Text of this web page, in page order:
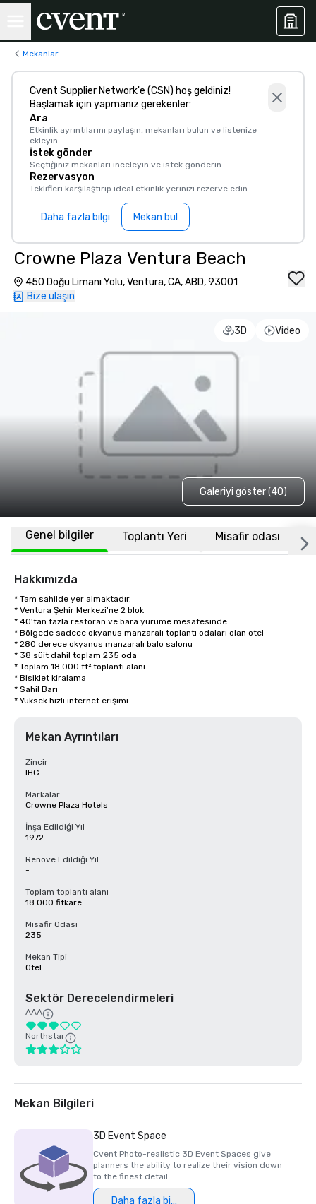
Mekanlar
Cvent Supplier Network'e (CSN) hoş geldiniz!
Başlamak için yapmanız gerekenler:
Ara
Etkinlik ayrıntılarını paylaşın, mekanları bulun ve listenize
ekleyin
İstek gönder
Seçtiğiniz mekanları inceleyin ve istek gönderin
Rezervasyon
Teklifleri karşılaştırıp ideal etkinlik yerinizi rezerve edin
Daha fazla bilgi Mekan bul
Crowne Plaza Ventura Beach
450 Doğu Limanı Yolu, Ventura, CA, ABD, 93001
Bize ulaşın
3D Video
Galeriyi göster (40)
Genel bilgiler Toplantı Yeri Misafir odası
Hakkımızda
* Tam sahilde yer almaktadır.
* Ventura Şehir Merkezi'ne 2 blok
* 40'tan fazla restoran ve bara yürüme mesafesinde
* Bölgede sadece okyanus manzaralı toplantı odaları olan otel
* 280 derece okyanus manzaralı balo salonu
* 38 süit dahil toplam 235 oda
* Toplam 18.000 ft² toplantı alanı
* Bisiklet kiralama
* Sahil Barı
* Yüksek hızlı internet erişimi
Mekan Ayrıntıları
Zincir
IHG
Markalar
Crowne Plaza Hotels
İnşa Edildiği Yıl
1972
Renove Edildiği Yıl
-
Toplam toplantı alanı
18.000 fitkare
Misafir Odası
235
Mekan Tipi
Otel
Sektör Derecelendirmeleri
AAA
Northstar
Mekan Bilgileri
3D Event Space
Cvent Photo-realistic 3D Event Spaces give
planners the ability to realize their vision down
to the finest detail.
Daha fazla bilgi